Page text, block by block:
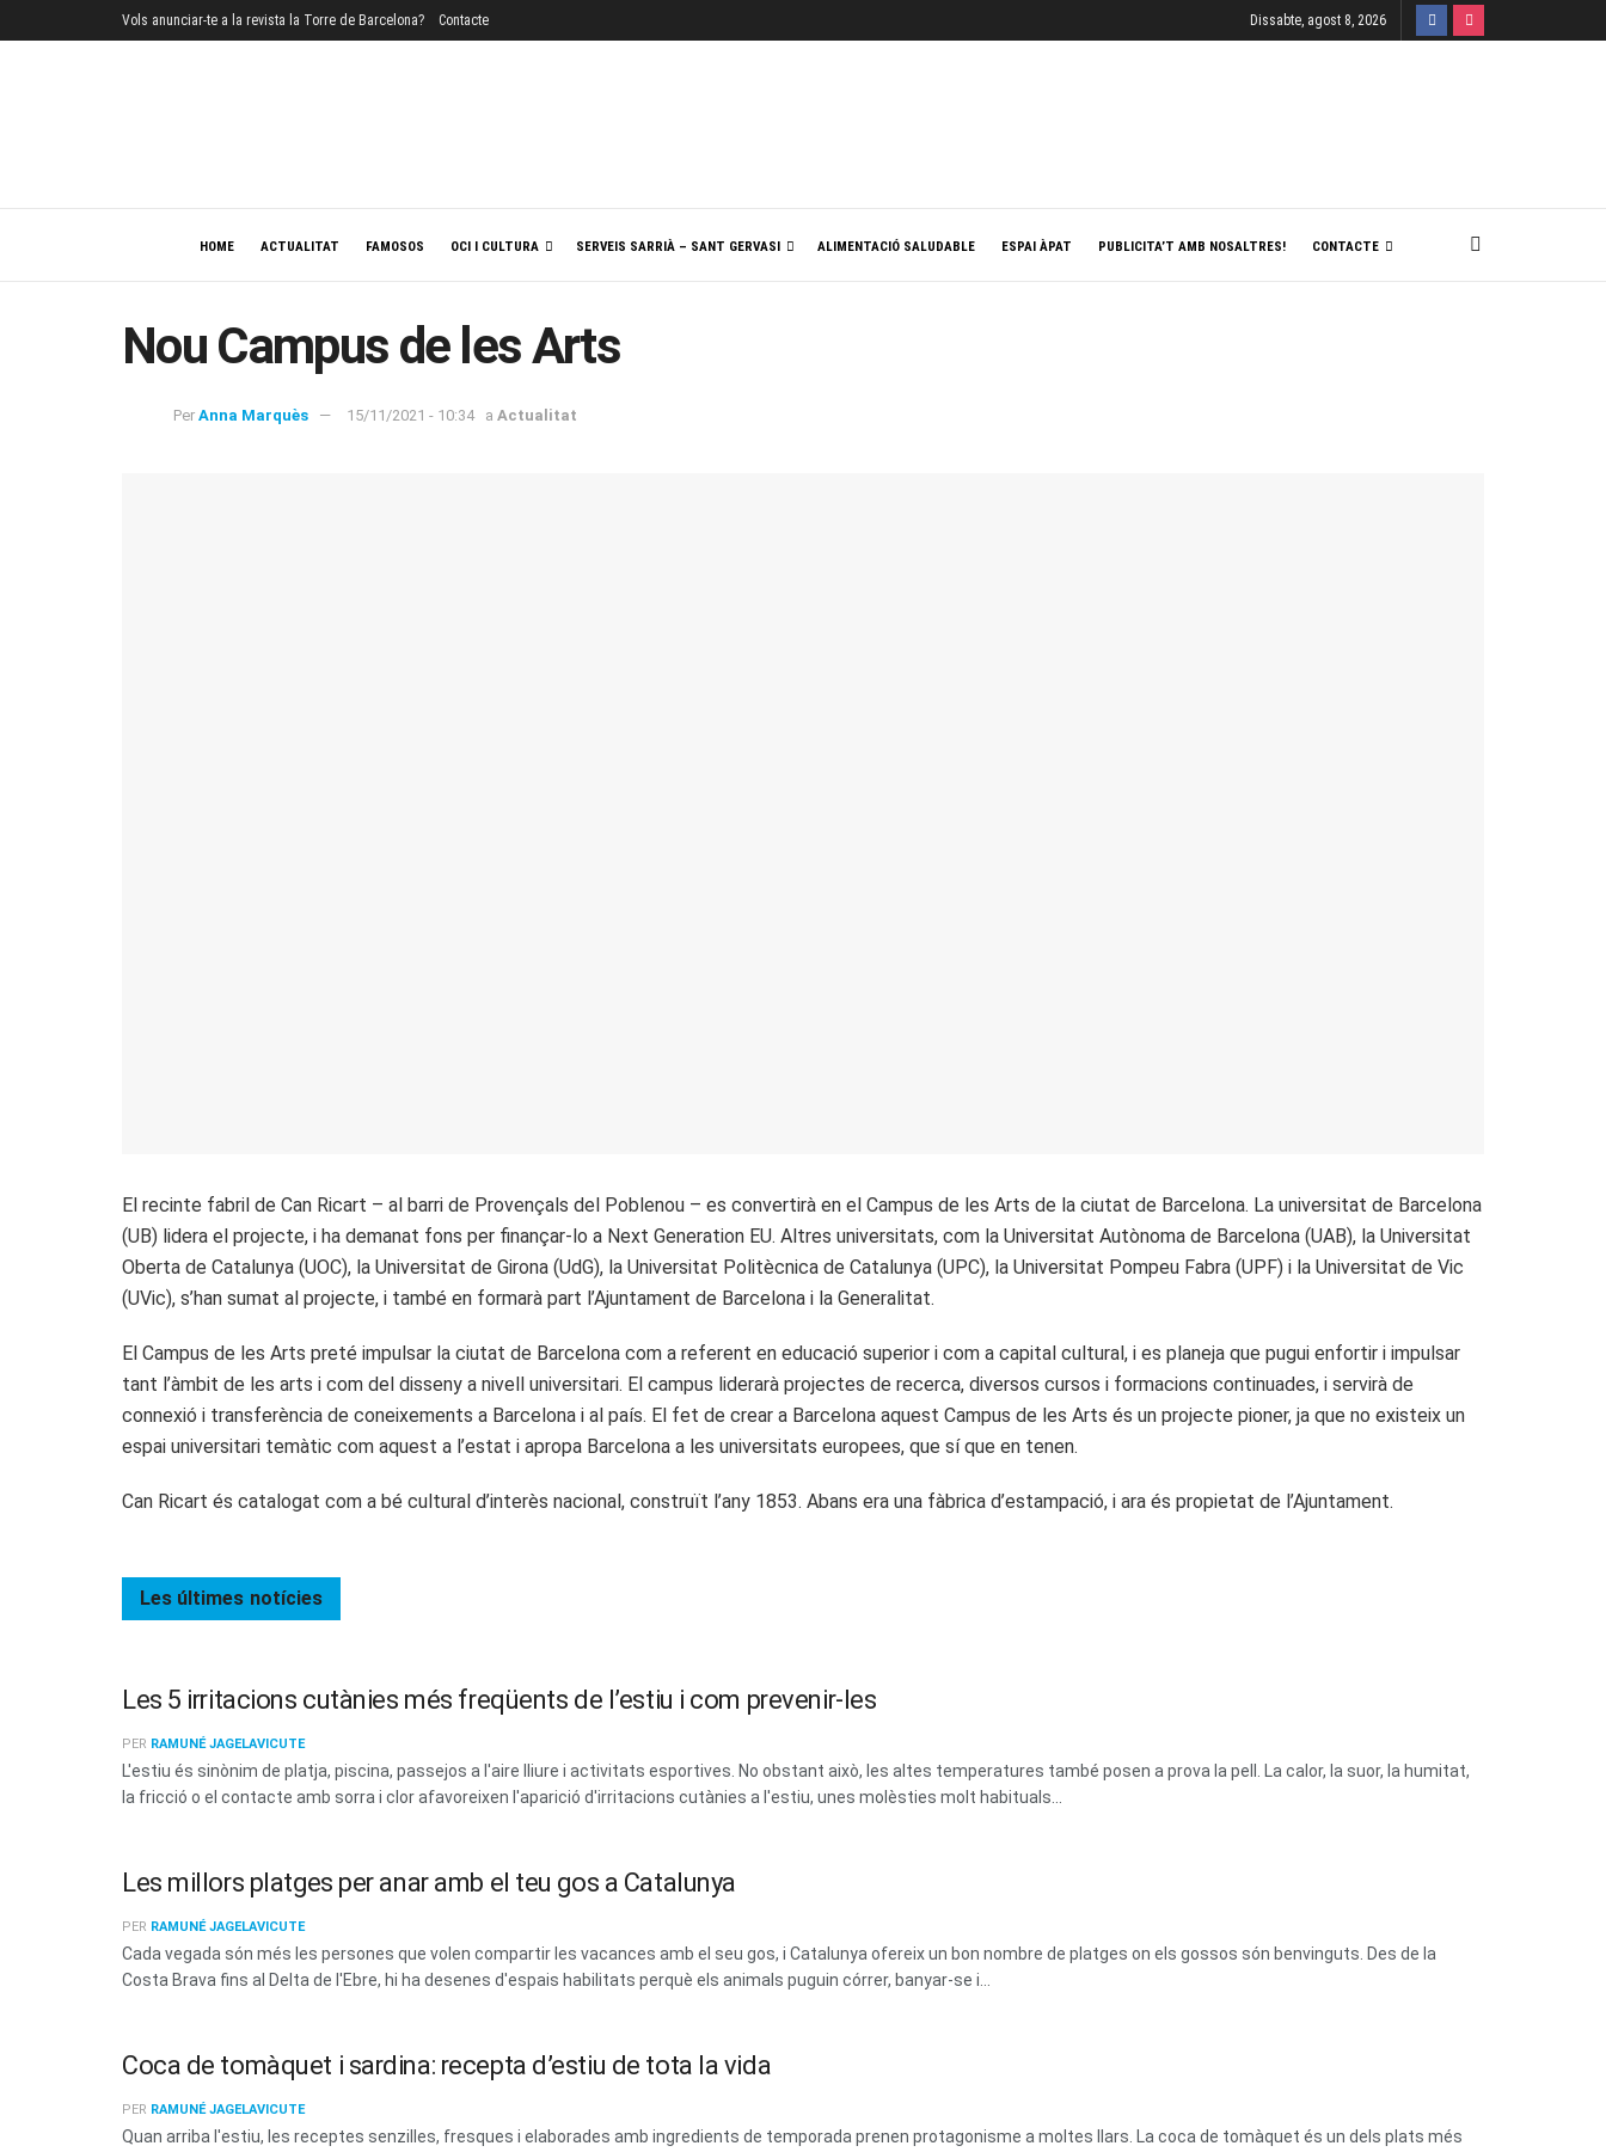
Vols anunciar-te a la revista la Torre de Barcelona? Contacte Dissabte, agost 8, 2026
HOME ACTUALITAT FAMOSOS OCI I CULTURA SERVEIS SARRIÀ – SANT GERVASI ALIMENTACIÓ SALUDABLE ESPAI ÀPAT PUBLICITA’T AMB NOSALTRES! CONTACTE
Nou Campus de les Arts
Per Anna Marquès 15/11/2021 - 10:34 a Actualitat
El recinte fabril de Can Ricart – al barri de Provençals del Poblenou – es convertirà en el Campus de les Arts de la ciutat de Barcelona. La universitat de Barcelona
(UB) lidera el projecte, i ha demanat fons per finançar-lo a Next Generation EU. Altres universitats, com la Universitat Autònoma de Barcelona (UAB), la Universitat
Oberta de Catalunya (UOC), la Universitat de Girona (UdG), la Universitat Politècnica de Catalunya (UPC), la Universitat Pompeu Fabra (UPF) i la Universitat de Vic
(UVic), s’han sumat al projecte, i també en formarà part l’Ajuntament de Barcelona i la Generalitat.
El Campus de les Arts preté impulsar la ciutat de Barcelona com a referent en educació superior i com a capital cultural, i es planeja que pugui enfortir i impulsar
tant l’àmbit de les arts i com del disseny a nivell universitari. El campus liderarà projectes de recerca, diversos cursos i formacions continuades, i servirà de
connexió i transferència de coneixements a Barcelona i al país. El fet de crear a Barcelona aquest Campus de les Arts és un projecte pioner, ja que no existeix un
espai universitari temàtic com aquest a l’estat i apropa Barcelona a les universitats europees, que sí que en tenen.
Can Ricart és catalogat com a bé cultural d’interès nacional, construït l’any 1853. Abans era una fàbrica d’estampació, i ara és propietat de l’Ajuntament.
Les últimes notícies
Les 5 irritacions cutànies més freqüents de l’estiu i com prevenir-les
PER RAMUNÉ JAGELAVICUTE
L'estiu és sinònim de platja, piscina, passejos a l'aire lliure i activitats esportives. No obstant això, les altes temperatures també posen a prova la pell. La calor, la suor, la humitat,
la fricció o el contacte amb sorra i clor afavoreixen l'aparició d'irritacions cutànies a l'estiu, unes molèsties molt habituals...
Les millors platges per anar amb el teu gos a Catalunya
PER RAMUNÉ JAGELAVICUTE
Cada vegada són més les persones que volen compartir les vacances amb el seu gos, i Catalunya ofereix un bon nombre de platges on els gossos són benvinguts. Des de la
Costa Brava fins al Delta de l'Ebre, hi ha desenes d'espais habilitats perquè els animals puguin córrer, banyar-se i...
Coca de tomàquet i sardina: recepta d’estiu de tota la vida
PER RAMUNÉ JAGELAVICUTE
Quan arriba l'estiu, les receptes senzilles, fresques i elaborades amb ingredients de temporada prenen protagonisme a moltes llars. La coca de tomàquet és un dels plats més